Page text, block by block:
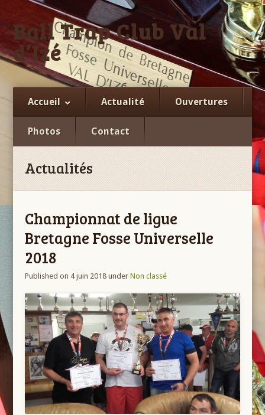
Ball Trap Club Val
d’Izé
Facebook
Accueil Actualité Ouvertures
Photos Contact
Actualités
Championnat de ligue
Bretagne Fosse Universelle
2018
Published on 4 juin 2018 underNon classé